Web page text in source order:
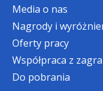
To wyraz
Akademii
rozwoju.
IV i V raty
semestrze,
kierunku
Media o nas
Nagrody i
Oferty pracy
Współpraca z
Do pobrania